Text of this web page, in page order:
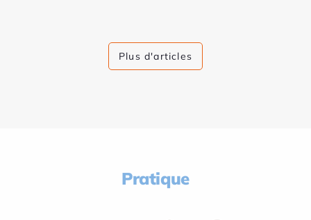
Plus d'articles
Pratique